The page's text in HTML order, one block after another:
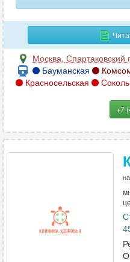
Москва, Спартаковский
Бауманская
Красносельская
+7